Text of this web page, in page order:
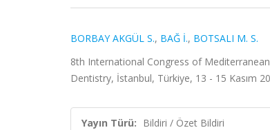
BORBAY AKGÜL S., BAĞ İ., BOTSALI M. S.
8th International Congress of
Dentistry, İstanbul, Türkiye, 13 - 15 Kasım
Yayın Türü: Bildiri / Özet Bildiri